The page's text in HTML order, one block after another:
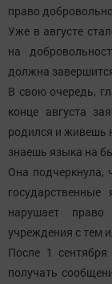
право
Уже в августе
на
должна
В свою очередь,
конце августа
родился и живешь
знаешь языка на
Она подчеркнула,
нарушает
учреждения с тем
После 1
получать